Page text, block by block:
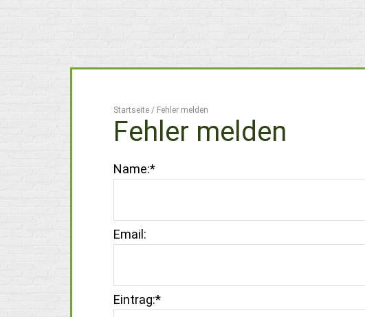
Startseite / Fehler melden
Fehler melden
Name:*
Email:
Eintrag:*